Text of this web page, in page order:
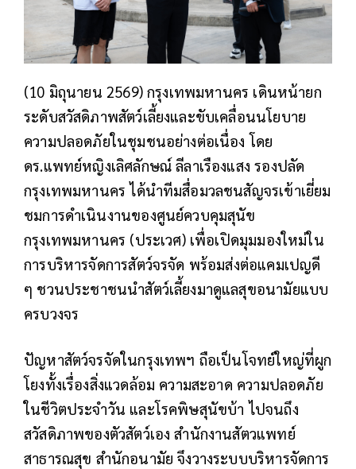
(10 มิถุนายน 2569) กรุงเทพมหานคร เดินหน้ายก
ระดับสวัสดิภาพสัตว์เลี้ยงและขับเคลื่อนนโยบาย
ความปลอดภัยในชุมชนอย่างต่อเนื่อง โดย
ดร.แพทย์หญิงเลิศลักษณ์ ลีลาเรืองแสง รองปลัด
กรุงเทพมหานคร ได้นำทีมสื่อมวลชนสัญจรเข้าเยี่ยม
ชมการดำเนินงานของศูนย์ควบคุมสุนัข
กรุงเทพมหานคร (ประเวศ) เพื่อเปิดมุมมองใหม่ใน
การบริหารจัดการสัตว์จรจัด พร้อมส่งต่อแคมเปญดี
ๆ ชวนประชาชนนำสัตว์เลี้ยงมาดูแลสุขอนามัยแบบ
ครบวงจร
ปัญหาสัตว์จรจัดในกรุงเทพฯ ถือเป็นโจทย์ใหญ่ที่ผูก
โยงทั้งเรื่องสิ่งแวดล้อม ความสะอาด ความปลอดภัย
ในชีวิตประจำวัน และโรคพิษสุนัขบ้า ไปจนถึง
สวัสดิภาพของตัวสัตว์เอง สำนักงานสัตวแพทย์
สาธารณสุข สำนักอนามัย จึงวางระบบบริหารจัดการ